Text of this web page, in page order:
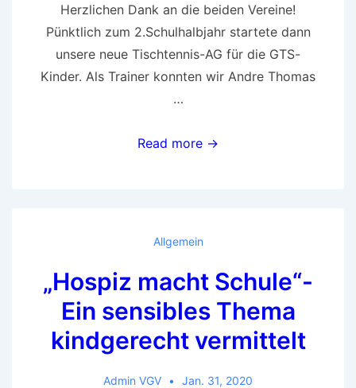
Herzlichen Dank an die beiden Vereine!
Pünktlich zum 2.Schulhalbjahr startete dann
unsere neue Tischtennis-AG für die GTS-
Kinder. Als Trainer konnten wir Andre Thomas
…
Neue
Read more →
Allgemein
„Hospiz macht Schule“-
Ein sensibles Thema
kindgerecht vermittelt
Admin VGV Jan. 31, 2020